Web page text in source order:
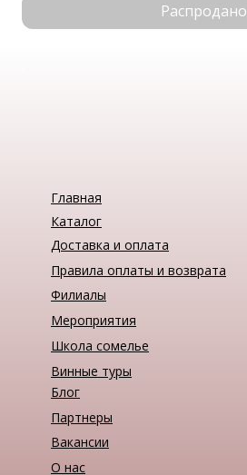
Распродано
Главная
Каталог
Доставка и оплата
Правила оплаты и возврата
Филиалы
Мероприятия
Школа сомелье
Винные туры
Блог
О нас
Партнеры
Вакансии